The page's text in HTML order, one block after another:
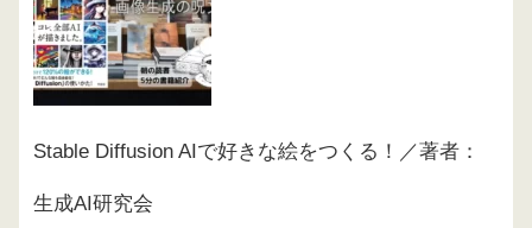
Stable Diffusion AIで好きな絵をつくる！／著者：
生成AI研究会